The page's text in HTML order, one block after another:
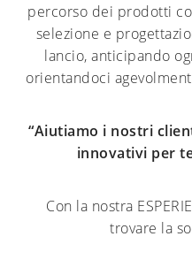
percorso dei prodotti
selezione e
lancio, anticipando
orientandoci
“Aiutiamo i nostri
innovativi per
Con la nostra
trovare la